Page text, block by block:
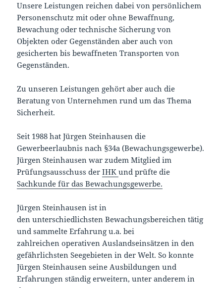
Unsere Leistungen reichen dabei von persönlichem
Personenschutz mit oder ohne Bewaffnung,
Bewachung oder technische Sicherung von
Objekten oder Gegenständen aber auch von
gesicherten bis bewaffneten Transporten von
Gegenständen.
Zu unseren Leistungen gehört aber auch die
Beratung von Unternehmen rund um das Thema
Sicherheit.
Seit 1988 hat Jürgen Steinhausen die
Gewerbeerlaubnis nach §34a (Bewachungsgewerbe).
Jürgen Steinhausen war zudem Mitglied im
Prüfungsausschuss derIHKund prüfte die
Sachkunde für das Bewachungsgewerbe.
Jürgen Steinhausen ist in
den unterschiedlichsten Bewachungsbereichen tätig
und sammelte Erfahrung u.a. bei
zahlreichen operativen Auslandseinsätzen in den
gefährlichsten Seegebieten in der Welt. So konnte
Jürgen Steinhausen seine Ausbildungen und
Erfahrungen ständig erweitern, unter anderem in